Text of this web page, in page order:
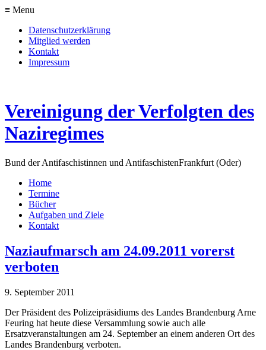
≡ Menu
Datenschutzerklärung
Mitglied werden
Kontakt
Impressum
Vereinigung der Verfolgten des
Naziregimes
Bund der Antifaschistinnen und AntifaschistenFrankfurt (Oder)
Home
Termine
Bücher
Aufgaben und Ziele
Kontakt
Naziaufmarsch am 24.09.2011 vorerst
verboten
9. September 2011
Der Präsident des Polizeipräsidiums des Landes Brandenburg Arne
Feuring hat heute diese Versammlung sowie auch alle
Ersatzveranstaltungen am 24. September an einem anderen Ort des
Landes Brandenburg verboten.